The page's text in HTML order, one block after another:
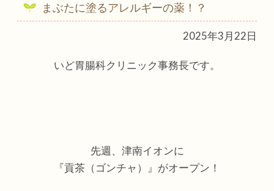
まぶたに塗るアレルギーの薬！？
2025年3月22日
いど胃腸科クリニック事務長です。
先週、津南イオンに
『貢茶（ゴンチャ）』がオープン！